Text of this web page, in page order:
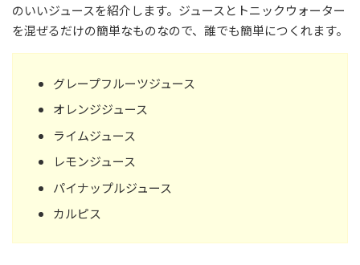
のいいジュースを紹介します。ジュースとトニックウォーター
を混ぜるだけの簡単なものなので、誰でも簡単につくれます。
グレープフルーツジュース
オレンジジュース
ライムジュース
レモンジュース
パイナップルジュース
カルピス